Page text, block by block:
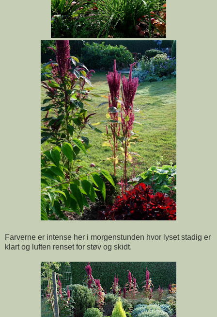
Farverne er intense her i morgenstunden hvor lyset stadig er
klart og luften renset for støv og skidt.